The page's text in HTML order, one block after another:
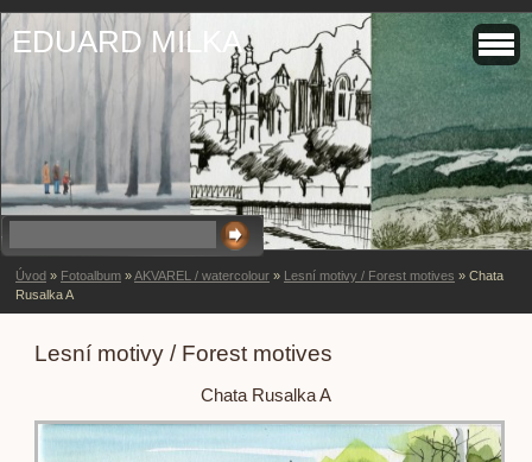
EDUARD MILKA
Úvod » Fotoalbum »AKVAREL / watercolour » Lesní motivy / Forest motives » Chata
Rusalka A
Lesní motivy / Forest motives
Chata Rusalka A